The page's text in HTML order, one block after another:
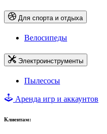
Для спорта и отдыха
Велосипеды
Электроинструменты
Пылесосы
Аренда игр и аккаунтов
Клиентам: